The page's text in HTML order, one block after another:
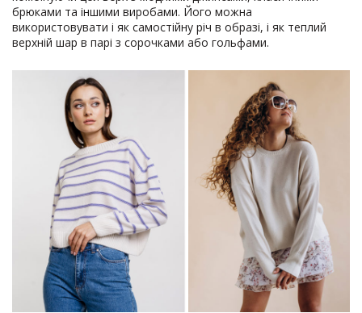
брюками та іншими виробами. Його можна
використовувати і як самостійну річ в образі, і як теплий
верхній шар в парі з сорочками або гольфами.